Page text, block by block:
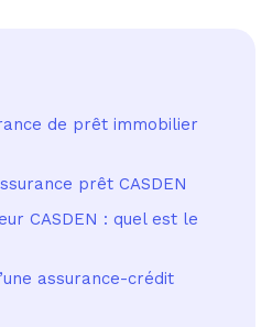
de prêt immobilier
prêt CASDEN
CASDEN : quel est le
assurance-crédit